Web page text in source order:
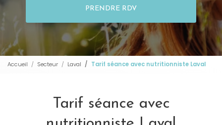
PRENDRE RDV
Accueil Secteur Laval Tarif séance avec nutritionniste Laval
Tarif séance avec